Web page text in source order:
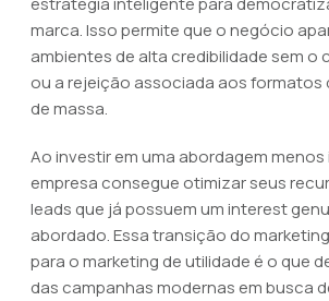
marca. Isso permite que o negócio
ambientes de alta credibilidade sem o
ou a rejeição associada aos formatos
de massa.
Ao investir em uma abordagem menos
empresa consegue otimizar seus
leads que já possuem um interest
abordado. Essa transição do
para o marketing de utilidade é o que
das campanhas modernas em busca